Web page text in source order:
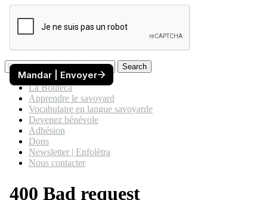
Search
La Bouteca
Apprendre le savoyard
Vocabulaire en langue savoyarde
Devenez bénévole
Adhésion
Dons
Newsletter | Enfolètra
Nous contacter